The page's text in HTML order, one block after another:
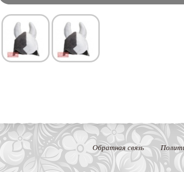
Обратная связь